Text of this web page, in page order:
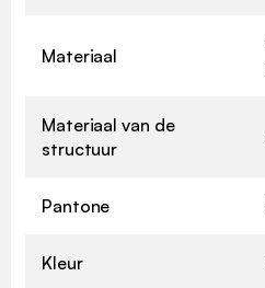
Materiaal
Materiaal van de
structuur
Pantone
Kleur